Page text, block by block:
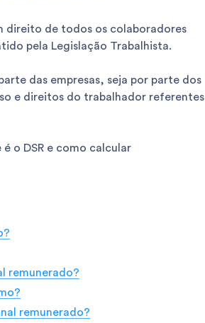
direito de todos os colaboradores
pela Legislação Trabalhista.
das empresas, seja por parte dos
e direitos do trabalhador referentes
o DSR e como calcular
remunerado?
remunerado?